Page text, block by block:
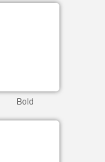
Bold